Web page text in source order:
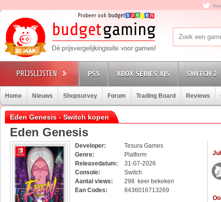
PS5 XBOX SERIES X|S SWITCH 2
Home Nieuws Shopsurvey Forum Trading Board Reviews
Eden Genesis - Switch kopen
Eden Genesis
Developer:
Tesura Games
Genre:
Platform
Releasedatum:
31-07-2026
Console:
Switch
Aantal views:
298 keer bekeken
Ean Codes:
8436016713269